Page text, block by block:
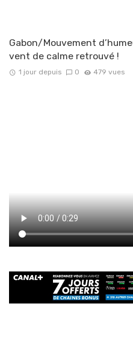
Gabon/Mouvement
vent de calme retrouvé !
1 jour depuis 0 479 vues